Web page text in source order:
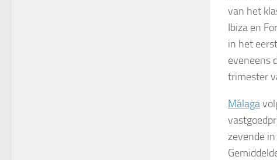
van het
Ibiza en
in het
eveneens
trimester
Málaga
zevende